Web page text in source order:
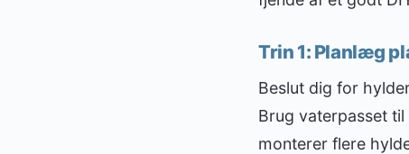
Trin 1: Planlæg
Beslut dig for
Brug vaterpasset
monterer flere